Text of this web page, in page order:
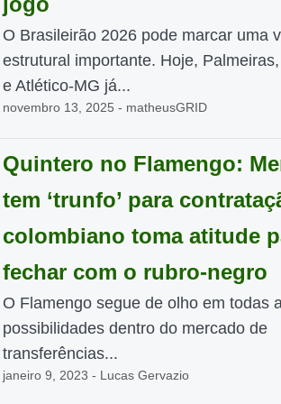
O Brasileirão 2026 pode marcar uma
estrutural importante. Hoje,
e Atlético-MG já...
novembro 13, 2025 - matheusGRID
Quintero no Flamengo:
tem ‘trunfo’ para
colombiano toma atitude
fechar com o rubro-negro
O Flamengo segue de olho em todas
possibilidades dentro do mercado de
transferências...
janeiro 9, 2023 - Lucas Gervazio